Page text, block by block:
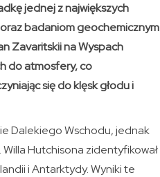
jednej z największych
badaniom geochemicznym
Zavaritskii na Wyspach
do atmosfery, co
się do klęsk głodu i
Dalekiego Wschodu, jednak
Willa Hutchisona zidentyfikował
i Antarktydy. Wyniki te